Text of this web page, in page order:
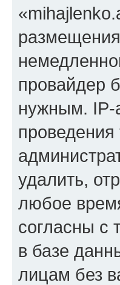
провайдер
нужным. IP-
удалить,
любое
согласны с
в базе
лицам без